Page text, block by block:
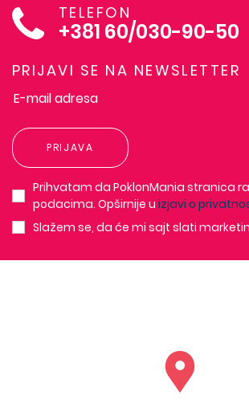
TELEFON
+381 60/030-90-50
PRIJAVI SE NA NEWSLETTER
PRIJAVA
Prihvatam da PoklonMania stranica
podacima. Opširnije u izjavi o
Slažem se, da će mi sajt slati